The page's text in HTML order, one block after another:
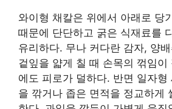
와이형 채칼은 위에서 아래로 당
때문에 단단하고 굵은 식재료를
유리하다. 무나 커다란 감자, 양
겉잎을 얇게 칠 때 손목의 꺾임이
에도 피로가 덜하다. 반면 일자형
을 깎거나 좁은 면적을 정교하게